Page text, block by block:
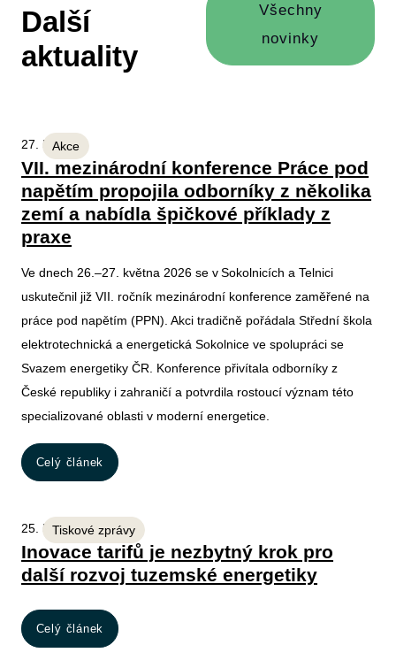
Další
aktuality
Všechny
novinky
Akce
27. 5. 2026
VII. mezinárodní konference Práce pod
napětím propojila odborníky z několika
zemí a nabídla špičkové příklady z
praxe
Ve dnech 26.–27. května 2026 se v Sokolnicích a Telnici
uskutečnil již VII. ročník mezinárodní konference zaměřené na
práce pod napětím (PPN). Akci tradičně pořádala Střední škola
elektrotechnická a energetická Sokolnice ve spolupráci se
Svazem energetiky ČR. Konference přivítala odborníky z
České republiky i zahraničí a potvrdila rostoucí význam této
specializované oblasti v moderní energetice.
Celý článek
Tiskové zprávy
25. 5. 2026
Inovace tarifů je nezbytný krok pro
další rozvoj tuzemské energetiky
Celý článek